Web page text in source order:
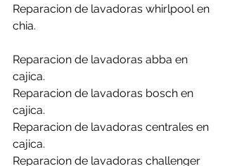
Reparacion de lavadoras whirlpool en
chia.
Reparacion de lavadoras abba en
cajica.
Reparacion de lavadoras bosch en
cajica.
Reparacion de lavadoras centrales en
cajica.
Reparacion de lavadoras challenger